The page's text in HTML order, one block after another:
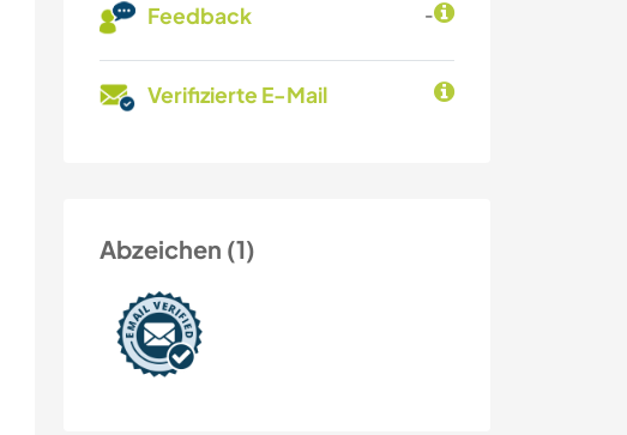
Feedback -
Verifizierte E-Mail
Abzeichen (1)